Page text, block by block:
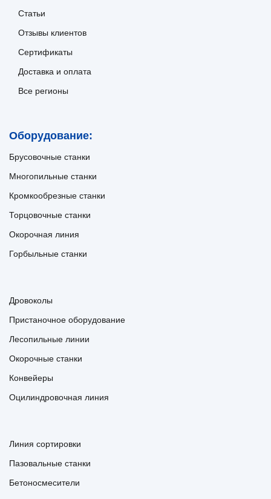
Статьи
Отзывы клиентов
Сертификаты
Доставка и оплата
Все регионы
Оборудование:
Брусовочные станки
Многопильные станки
Кромкообрезные станки
Торцовочные станки
Окорочная линия
Горбыльные станки
Дровоколы
Пристаночное оборудование
Лесопильные линии
Окорочные станки
Конвейеры
Оцилиндровочная линия
Линия сортировки
Пазовальные станки
Бетоносмесители